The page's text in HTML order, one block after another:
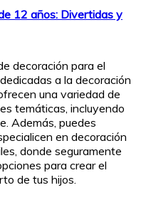
12 años: Divertidas y
decoración para el
a la decoración
una variedad de
temáticas, incluyendo
Además, puedes
en decoración
donde seguramente
para crear el
de tus hijos.